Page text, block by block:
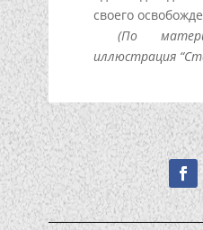
своего
(По
иллюстрация